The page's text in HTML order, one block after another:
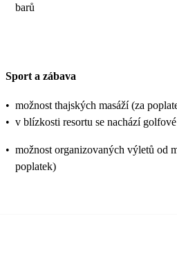
barů
Sport a zábava
• možnost thajských masáží (za
• v blízkosti resortu se nachází
• možnost organizovaných výletů od
poplatek)